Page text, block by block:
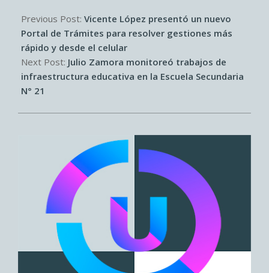
05-
21
Previous Post: Vicente López presentó un nuevo
Portal de Trámites para resolver gestiones más
rápido y desde el celular
Next Post: Julio Zamora monitoreó trabajos de
infraestructura educativa en la Escuela Secundaria
N° 21